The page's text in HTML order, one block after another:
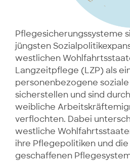
Pflegesicherungssysteme
jüngsten
westlichen
Langzeitpflege (LZP) als
personenbezogene
sicherstellen und sind
weibliche
verflochten. Dabei
westliche
ihre Pflegepolitiken und die
geschaffenen